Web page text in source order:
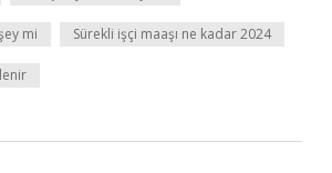
mi Sürekli işçi maaşı ne kadar 2024